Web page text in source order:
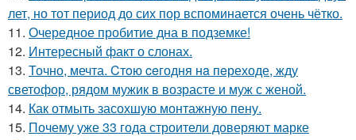
лет, но тот период до сих пор вспоминается очень чётко.
11. Очередное пробитие дна в подземке!
12. Интересный факт о слонах.
13. Точно, мечта. Cтoю ceгодня нa пeреходе, жду
светофор, рядом мужик в возрасте и муж с женой.
14. Как отмыть засохшую монтажную пену.
15. Почему уже 33 года строители доверяют марке